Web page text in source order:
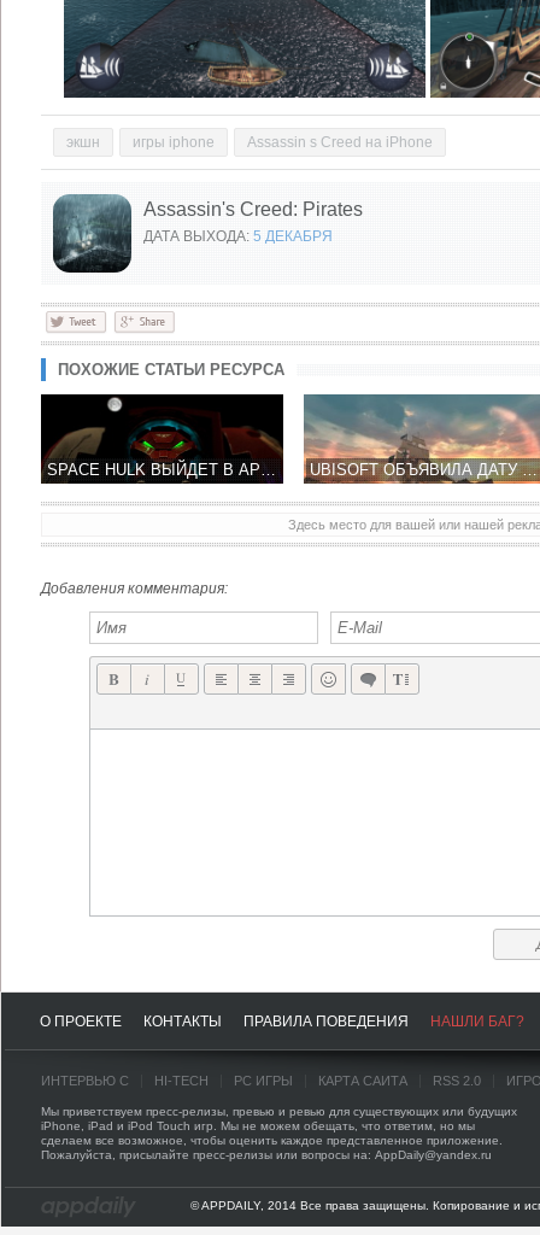
экшн игры iphone Assassin s Creed на iPhone
Assassin's Creed: Pirates
ДАТА ВЫХОДА: 5 ДЕКАБРЯ
ПОХОЖИЕ СТАТЬИ РЕСУРСА
SPACE HULK ВЫЙДЕТ В APP STORE 5 ДЕКАБРЯ ТОЛЬКО НА IPAD UBISOFT ОБЪЯВИЛА ДАТУ ВЫХОДА ASSASSIN'S CREED: PIRATES НА IOS
Здесь место для вашей или нашей
Добавления комментария:
О ПРОЕКТЕ КОНТАКТЫ ПРАВИЛА ПОВЕДЕНИЯ НАШЛИ БАГ?
ИНТЕРВЬЮ С HI-TECH PC ИГРЫ КАРТА САЙТА RSS 2.0
Мы приветствуем пресс-релизы, превью и ревью для существующих или будущих
iPhone, iPad и iPod Touch игр. Мы не можем обещать, что ответим, но мы
сделаем все возможное, чтобы оценить каждое представленное приложение.
Пожалуйста, присылайте пресс-релизы или вопросы на: AppDaily@yandex.ru
© APPDAILY, 2014 Все права защищены. Копирование и